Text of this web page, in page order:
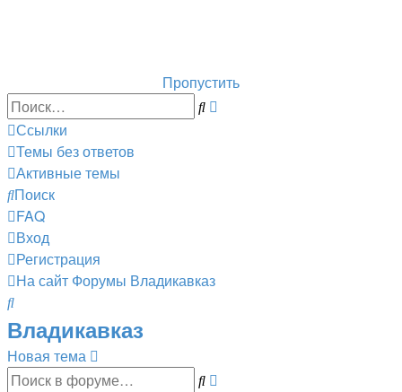
Пропустить
Поиск
Ссылки
Темы без ответов
Активные темы
Поиск
FAQ
Вход
Регистрация
На сайт Форумы Владикавказ
Поиск
Владикавказ
Новая тема
Поиск